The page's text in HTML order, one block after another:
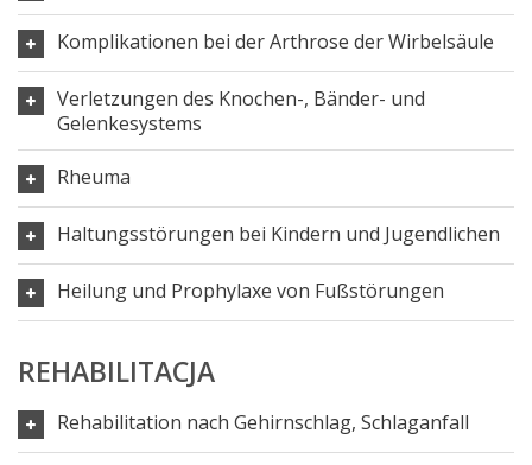
Komplikationen bei der Arthrose der Wirbelsäule
Verletzungen des Knochen-, Bänder- und
Gelenkesystems
Rheuma
Haltungsstörungen bei Kindern und Jugendlichen
Heilung und Prophylaxe von Fußstörungen
REHABILITACJA
Rehabilitation nach Gehirnschlag, Schlaganfall